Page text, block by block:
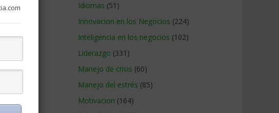
Idiomas (51)
Innovacion en los Negocios (224)
Inteligencia en los negocios (102)
Liderazgo (331)
Manejo de crisis (60)
Manejo del estrés (85)
Motivacion (164)